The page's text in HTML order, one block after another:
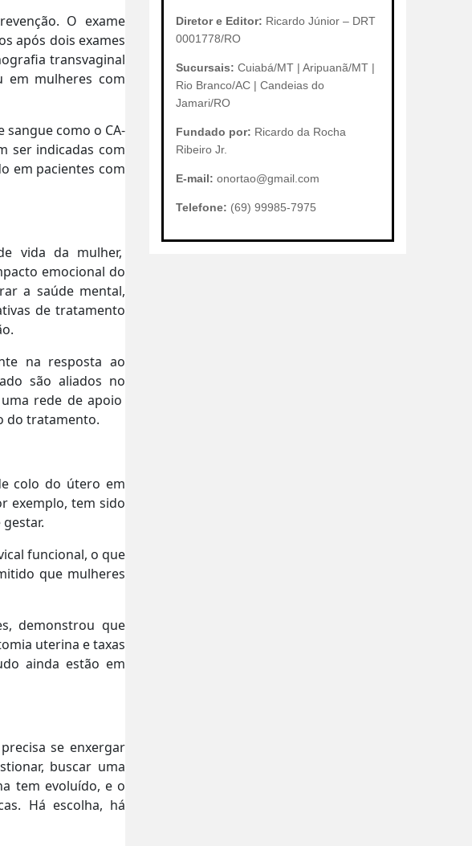
O exame
após dois exames
transvaginal
em mulheres com
sangue como o CA-
ser indicadas com
em pacientes com
vida da mulher,
emocional do
a saúde mental,
de tratamento
na resposta ao
são aliados no
rede de apoio
do tratamento.
colo do útero em
exemplo, tem sido
funcional, o que
que mulheres
demonstrou que
uterina e taxas
ainda estão em
se enxergar
buscar uma
tem evoluído, e o
Há escolha, há
Diretor e Editor: Ricardo Júnior – DRT
0001778/RO
Sucursais: Cuiabá/MT | Aripuanã/MT |
Rio Branco/AC | Candeias do
Jamari/RO
Fundado por: Ricardo da Rocha
Ribeiro Jr.
E-mail: onortao@gmail.com
Telefone: (69) 99985-7975